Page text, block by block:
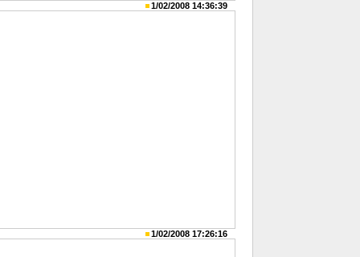
1/02/2008 14:36:39
1/02/2008 17:26:16